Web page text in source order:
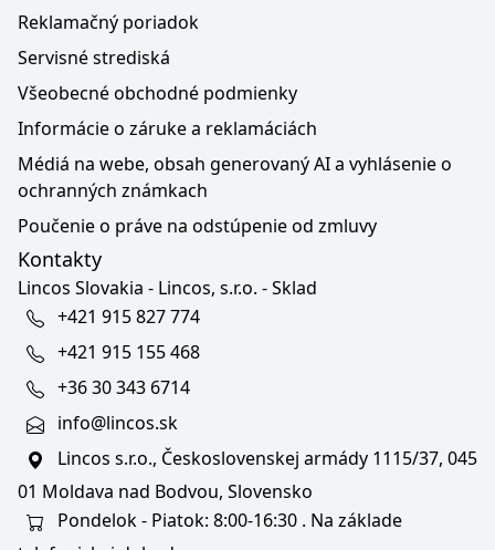
Reklamačný poriadok
Servisné strediská
Všeobecné obchodné podmienky
Informácie o záruke a reklamáciách
Médiá na webe, obsah generovaný AI a vyhlásenie o
ochranných známkach
Poučenie o práve na odstúpenie od zmluvy
Kontakty
Lincos Slovakia - Lincos, s.r.o. - Sklad
+421 915 827 774
+421 915 155 468
+36 30 343 6714
info@lincos.sk
Lincos s.r.o., Československej armády 1115/37, 045
01 Moldava nad Bodvou, Slovensko
Pondelok - Piatok: 8:00-16:30 . Na základe